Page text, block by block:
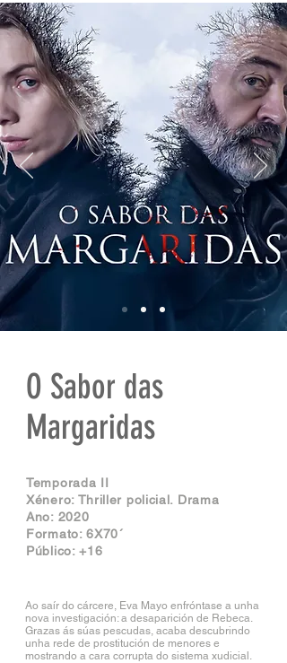
O Sabor das
Margaridas
Temporada II
Xénero: Thriller policial. Drama
Ano: 2020
Formato: 6X70´
Público: +16
Ao saír do cárcere, Eva Mayo enfróntase a unha
nova investigación: a desaparición de Rebeca.
Grazas ás súas pescudas, acaba descubrindo
unha rede de prostitución de menores e
mostrando a cara corrupta do sistema xudicial.